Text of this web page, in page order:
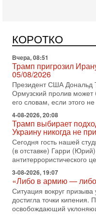
КОРОТКО
его словам, если этого
4-08-2026, 20:08
Трамп выбирает
Украину никогда не
Сегодня гость нашей
(в отставке) Гарри
антитеррористического
3-08-2026, 19:07
«Либо в армию —
Ситуация вокруг призыва
достигла точки кипения.
освобождающий
3-08-2026, 17:18
Хватит отменять
Израиль готов
В эфире телеканала
ЦАХАЛа в отставке,
Ведет программу